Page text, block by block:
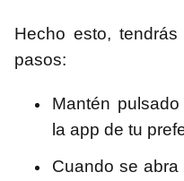
Hecho esto,
pasos:
Mantén
la app de tu
Cuando se abra